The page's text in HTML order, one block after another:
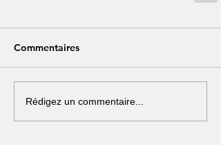
Commentaires
Rédigez un commentaire...